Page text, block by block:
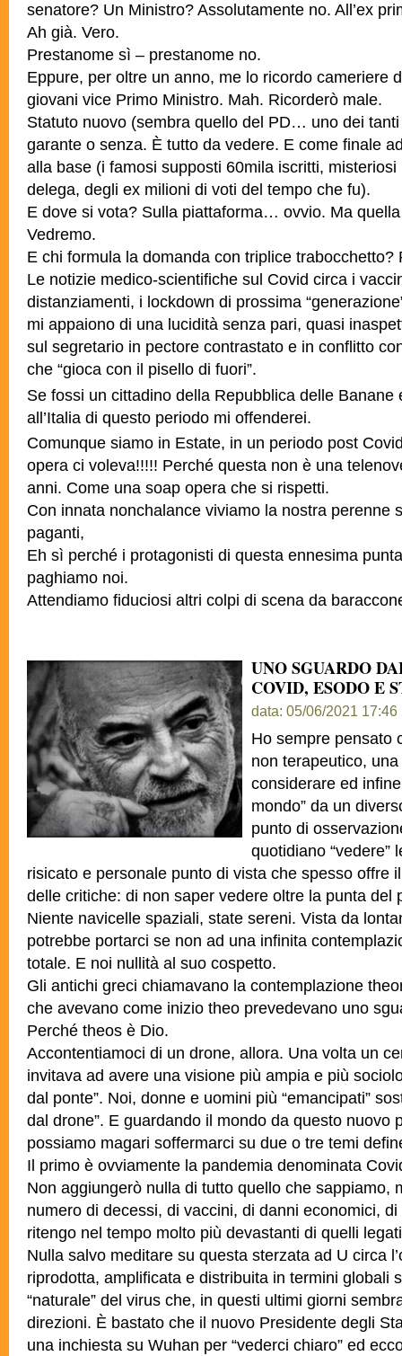
senatore? Un Ministro? Assolutamente no. All’ex
Ah già. Vero.
Prestanome sì – prestanome no.
Eppure, per oltre un anno, me lo ricordo cameriere
giovani vice Primo Ministro. Mah. Ricorderò male.
Statuto nuovo (sembra quello del PD… uno dei
garante o senza. È tutto da vedere. E come finale
alla base (i famosi supposti 60mila iscritti,
delega, degli ex milioni di voti del tempo che fu).
E dove si vota? Sulla piattaforma… ovvio. Ma
Vedremo.
E chi formula la domanda con triplice trabocchetto?
Le notizie medico-scientifiche sul Covid circa i
distanziamenti, i lockdown di prossima
mi appaiono di una lucidità senza pari, quasi
sul segretario in pectore contrastato e in conflitto
che “gioca con il pisello di fuori”.
Se fossi un cittadino della Repubblica delle Banane
all’Italia di questo periodo mi offenderei.
Comunque siamo in Estate, in un periodo post
opera ci voleva!!!!! Perché questa non è una
anni. Come una soap opera che si rispetti.
Con innata nonchalance viviamo la nostra perenne
paganti,
Eh sì perché i protagonisti di questa ennesima
paghiamo noi.
Attendiamo fiduciosi altri colpi di scena da
UNO SGUARDO
COVID, ESODO E
data: 05/06/2021 17:46
Ho sempre pensato
non terapeutico,
considerare ed
mondo” da un
punto di
quotidiano “vedere”
risicato e personale punto di vista che spesso offre
delle critiche: di non saper vedere oltre la punta del
Niente navicelle spaziali, state sereni. Vista da
potrebbe portarci se non ad una infinita
totale. E noi nullità al suo cospetto.
Gli antichi greci chiamavano la contemplazione
che avevano come inizio theo prevedevano uno
Perché theos è Dio.
Accontentiamoci di un drone, allora. Una volta un
invitava ad avere una visione più ampia e più
dal ponte”. Noi, donne e uomini più “emancipati”
dal drone”. E guardando il mondo da questo nuovo
possiamo magari soffermarci su due o tre temi
Il primo è ovviamente la pandemia denominata
Non aggiungerò nulla di tutto quello che sappiamo,
numero di decessi, di vaccini, di danni economici,
ritengo nel tempo molto più devastanti di quelli
Nulla salvo meditare su questa sterzata ad U circa
riprodotta, amplificata e distribuita in termini globali
“naturale” del virus che, in questi ultimi giorni
direzioni. È bastato che il nuovo Presidente degli
una inchiesta su Wuhan per “vederci chiaro” ed